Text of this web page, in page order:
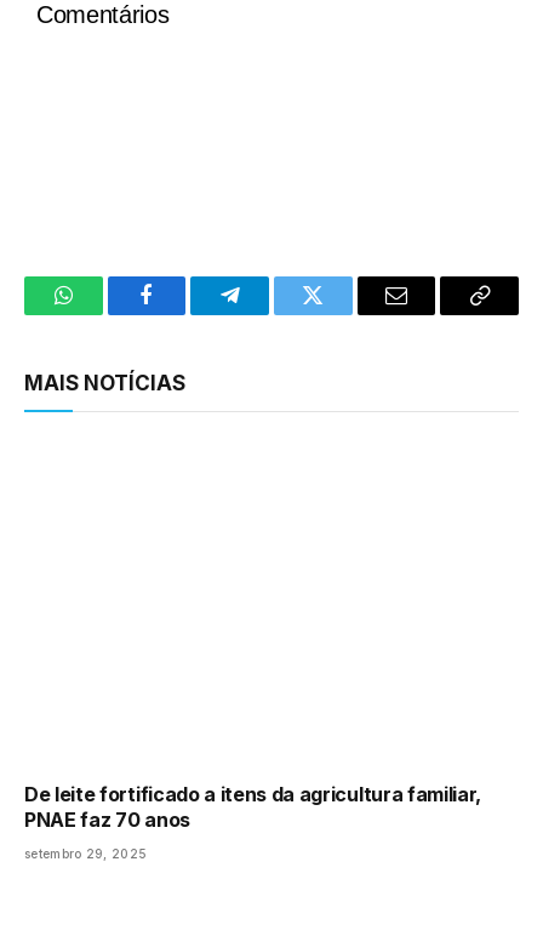
Comentários
WhatsAppFacebookTelegramTwitter Email
Copy
MAIS NOTÍCIAS
De leite fortificado a itens da agricultura familiar,
PNAE faz 70 anos
setembro 29, 2025